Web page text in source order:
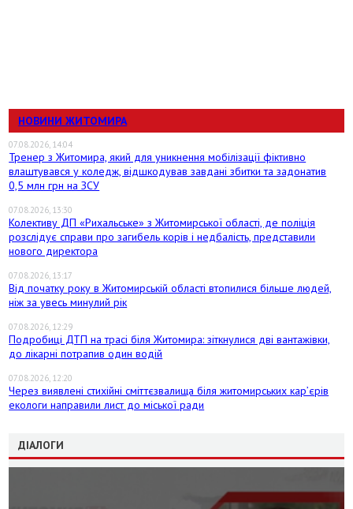
НОВИНИ ЖИТОМИРА
07.08.2026, 14:04
Тренер з Житомира, який для уникнення мобілізації фіктивно
влаштувався у коледж, відшкодував завдані збитки та задонатив
0,5 млн грн на ЗСУ
07.08.2026, 13:30
Колективу ДП «Рихальське» з Житомирської області, де поліція
розслідує справи про загибель корів і недбалість, представили
нового директора
07.08.2026, 13:17
Від початку року в Житомирській області втопилися більше людей,
ніж за увесь минулий рік
07.08.2026, 12:29
Подробиці ДТП на трасі біля Житомира: зіткнулися дві вантажівки,
до лікарні потрапив один водій
07.08.2026, 12:20
Через виявлені стихійні сміттєзвалища біля житомирських кар’єрів
екологи направили лист до міської ради
ДІАЛОГИ